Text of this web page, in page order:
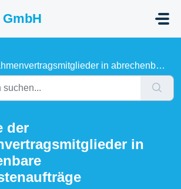
Inhalt gehen
in abrechenbare Tage...
der
in